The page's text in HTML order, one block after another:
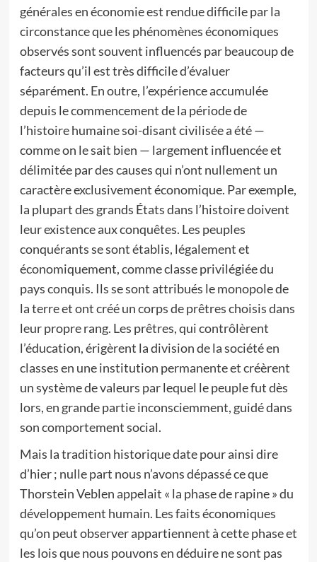
générales en économie est rendue difficile par la
circonstance que les phénomènes économiques
observés sont souvent influencés par beaucoup de
facteurs qu’il est très difficile d’évaluer
séparément. En outre, l’expérience accumulée
depuis le commencement de la période de
l’histoire humaine soi-disant civilisée a été —
comme on le sait bien — largement influencée et
délimitée par des causes qui n’ont nullement un
caractère exclusivement économique. Par exemple,
la plupart des grands États dans l’histoire doivent
leur existence aux conquêtes. Les peuples
conquérants se sont établis, légalement et
économiquement, comme classe privilégiée du
pays conquis. Ils se sont attribués le monopole de
la terre et ont créé un corps de prêtres choisis dans
leur propre rang. Les prêtres, qui contrôlèrent
l’éducation, érigèrent la division de la société en
classes en une institution permanente et créèrent
un système de valeurs par lequel le peuple fut dès
lors, en grande partie inconsciemment, guidé dans
son comportement social.
Mais la tradition historique date pour ainsi dire
d’hier ; nulle part nous n’avons dépassé ce que
Thorstein Veblen appelait « la phase de rapine » du
développement humain. Les faits économiques
qu’on peut observer appartiennent à cette phase et
les lois que nous pouvons en déduire ne sont pas